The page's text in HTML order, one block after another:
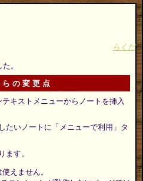
らくだ
。
らの変更点
キストメニューからノートを挿入
たいノートに「メニューで利用」タ
ます。
えません。